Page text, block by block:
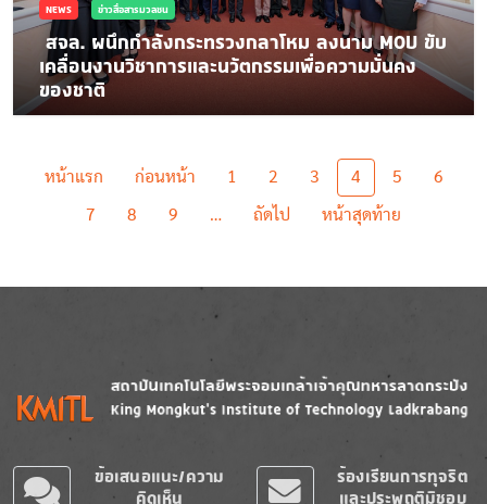
NEWS ข่าวสื่อสารมวลชน
​ สจล. ผนึกกำลังกระทรวงกลาโหม ลงนาม MOU ขับ
เคลื่อนงานวิชาการและนวัตกรรมเพื่อความมั่นคง
ของชาติ ​
Pagination
หน้าแรกFirst page
ก่อนหน้าPrevious page
1 2 3 4 5 6
7 8 9 … ถัดไป Next page
หน้าสุดท้ายLast page
Image
ข้อเสนอแนะ/ความ
คิดเห็น
ร้องเรียนการทุจริต
และประพฤติมิชอบ